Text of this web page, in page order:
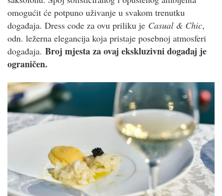
omogućit će potpuno uživanje u svakom trenutku
događaja. Dress code za ovu priliku je Casual & Chic,
odn. ležerna elegancija koja pristaje posebnoj atmosferi
događaja. Broj mjesta za ovaj ekskluzivni događaj je
ograničen.